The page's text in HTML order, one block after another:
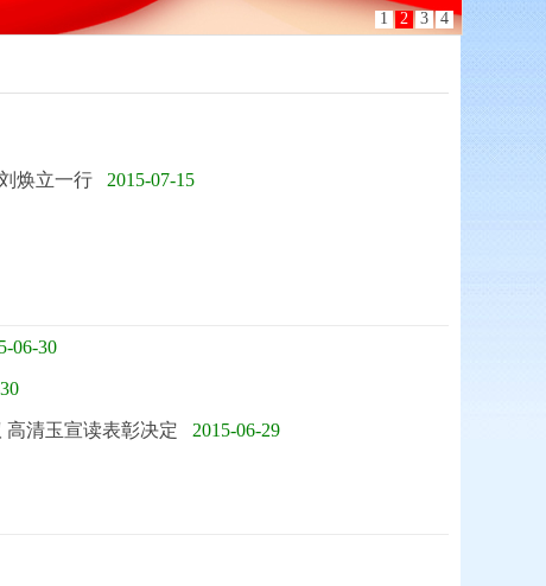
1 2 3 4
焕立一行 2015-07-15
06-30
高清玉宣读表彰决定 2015-06-29